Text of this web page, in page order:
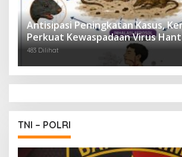
Antisipasi Peningkatan Kasus,
Perkuat Kewaspadaan Virus
483 Dilihat
TNI – POLRI